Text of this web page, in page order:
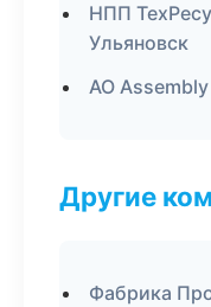
НПП
Ульяновск
АО
Другие
Фабрика